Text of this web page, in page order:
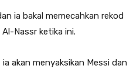
ia bakal memecahkan rekod
Nassr ketika ini.
akan menyaksikan Messi dan